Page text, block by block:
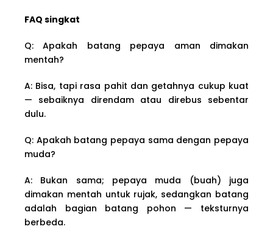
FAQ singkat
Q: Apakah batang pepaya aman dimakan
mentah?
A: Bisa, tapi rasa pahit dan getahnya cukup kuat
— sebaiknya direndam atau direbus sebentar
dulu.
Q: Apakah batang pepaya sama dengan pepaya
muda?
A: Bukan sama; pepaya muda (buah) juga
dimakan mentah untuk rujak, sedangkan batang
adalah bagian batang pohon — teksturnya
berbeda.